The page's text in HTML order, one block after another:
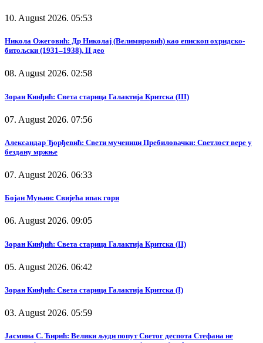
10. August 2026. 05:53
Никола Ожеговић: Др Николај (Велимировић) као епископ охридско-
битољски (1931–1938), II део
08. August 2026. 02:58
Зоран Кинђић: Света старица Галактија Критска (III)
07. August 2026. 07:56
Александар Ђорђевић: Свети мученици Пребиловачки: Светлост вере у
бездану мржње
07. August 2026. 06:33
Бојан Муњин: Свијећа ипак гори
06. August 2026. 09:05
Зоран Кинђић: Света старица Галактија Критска (II)
05. August 2026. 06:42
Зоран Кинђић: Света старица Галактија Критска (I)
03. August 2026. 05:59
Јасмина С. Ћирић: Велики људи попут Светог деспота Стефана не